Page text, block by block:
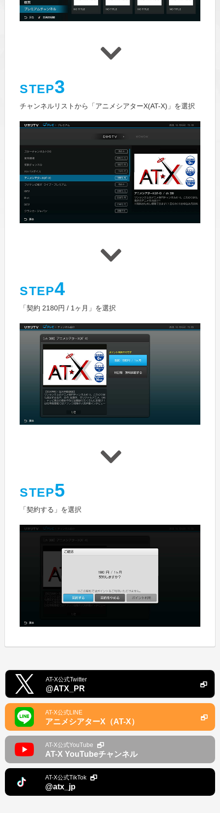
STEP3
チャンネルリストから「アニメシアターX(AT-X)」を選択
STEP4
「契約 2180円 / 1ヶ月」を選択
STEP5
「契約する」を選択
AT-X公式Twitter
@ATX_PR
AT-X公式LINE
アニメシアターX（AT-X）
AT-X公式YouTube
AT-X YouTubeチャンネル
AT-X公式TikTok
@atx_jp